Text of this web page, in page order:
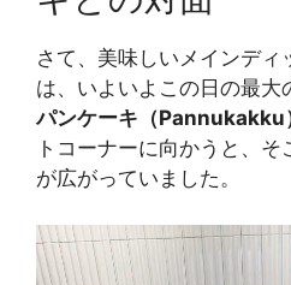
さて、美味しいメインディ
は、いよいよこの日の最大
パンケーキ（Pannukakku
トコーナーに向かうと、
が広がっていました。